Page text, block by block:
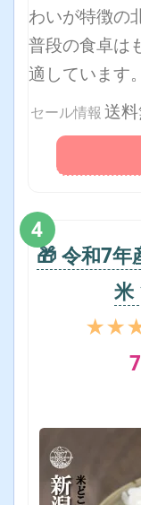
わいが特徴の
普段の食卓は
適しています。
セール情報 送
4
🎁 令和7年
米